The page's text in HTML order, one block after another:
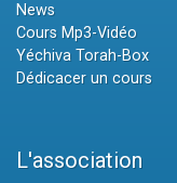
News
Cours Mp3-Vidéo
Yéchiva Torah-Box
Dédicacer un cours
L'association